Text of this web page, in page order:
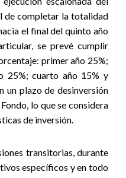
de completar la totalidad
el final del quinto año
se prevé cumplir
primer año 25%;
25%; cuarto año 15% y
un plazo de desinversión
lo que se considera
de inversión.
transitorias, durante
específicos y en todo